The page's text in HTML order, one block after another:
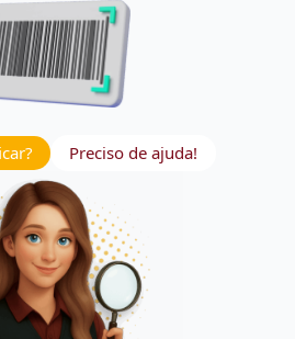
Preciso de ajuda!